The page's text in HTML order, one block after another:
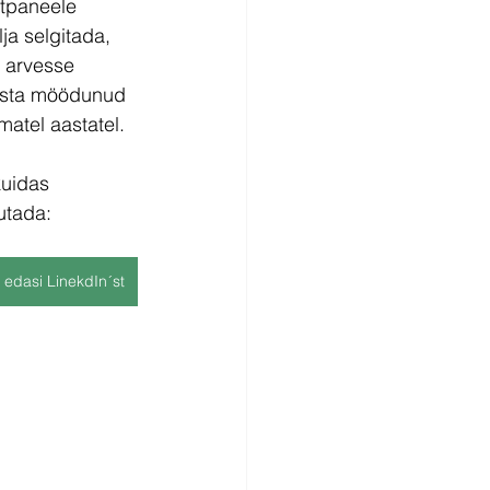
selgitada,
möödunud
aastatel.
edasi LinekdIn´st